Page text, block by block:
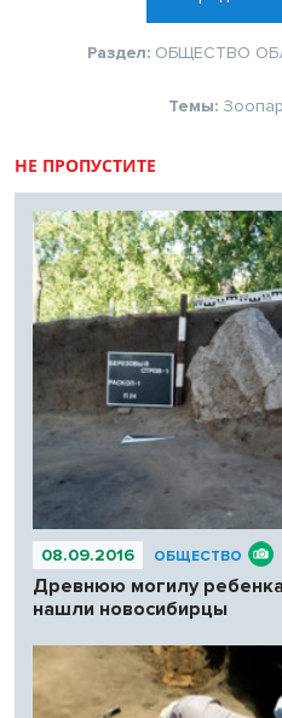
Раздел: ОБЩЕСТВО
Темы:
НЕ ПРОПУСТИТЕ
08.09.2016 ОБЩЕСТВО
Древнюю могилу
нашли новосибирцы